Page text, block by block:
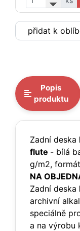
přidat k
Popis
produktu
Zadní deska
flute - bílá
g/m2,
NA
Zadní deska
archivní
speciálně
a na výrobu